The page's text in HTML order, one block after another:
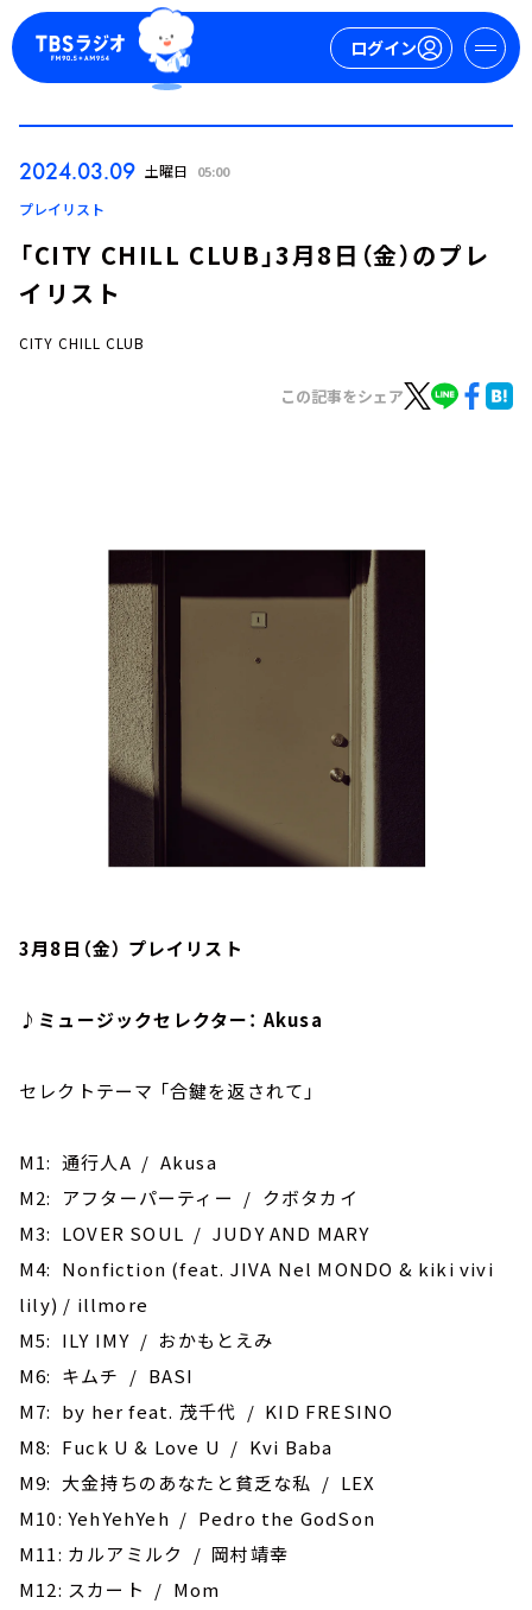
ログイン
お知らせ
YouTube
会社情報
2024.03.09 土曜日 05:00
プレイリスト
「CITY CHILL CLUB」3月8日（金）のプレ
イリスト
CITY CHILL CLUB
この記事をシェア
3月8日（金） プレイリスト
♪ミュージックセレクター： Akusa
セレクトテーマ 「合鍵を返されて」
M1: 通行人A / Akusa
M2: アフターパーティー / クボタカイ
M3: LOVER SOUL / JUDY AND MARY
M4: Nonfiction (feat. JIVA Nel MONDO & kiki vivi
lily) / illmore
M5: ILY IMY / おかもとえみ
M6: キムチ / BASI
M7: by her feat. 茂千代 / KID FRESINO
M8: Fuck U & Love U / Kvi Baba
M9: 大金持ちのあなたと貧乏な私 / LEX
M10: ‎YehYehYeh / Pedro the GodSon
M11: カルアミルク / 岡村靖幸
M12: スカート / Mom